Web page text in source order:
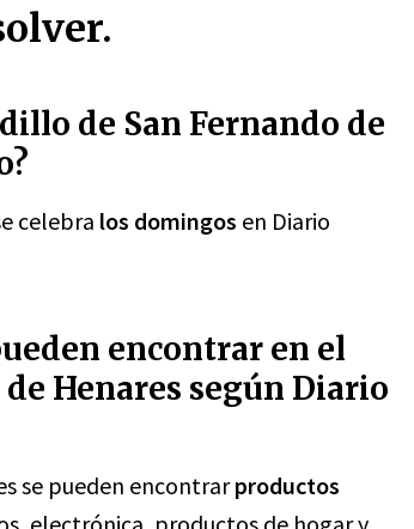
de San Fernando de
celebra los domingos en Diario
encontrar en el
Henares según Diario
se pueden encontrarproductos